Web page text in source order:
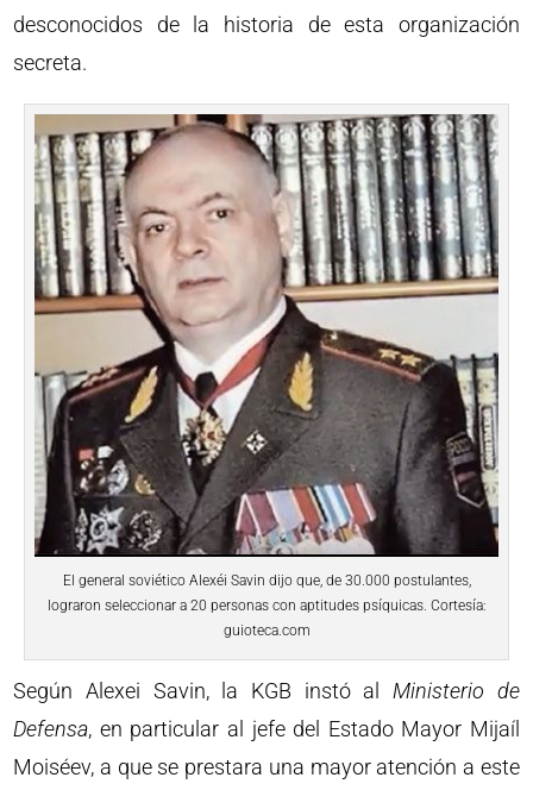
desconocidos de la historia de esta organización
secreta.
El general soviético Alexéi Savin dijo que, de 30.000 postulantes,
lograron seleccionar a 20 personas con aptitudes psíquicas. Cortesía:
guioteca.com
Según Alexei Savin, la KGB instó alMinisterio de
Defensa, en particular al jefe del Estado Mayor Mijaíl
Moiséev, a que se prestara una mayor atención a este